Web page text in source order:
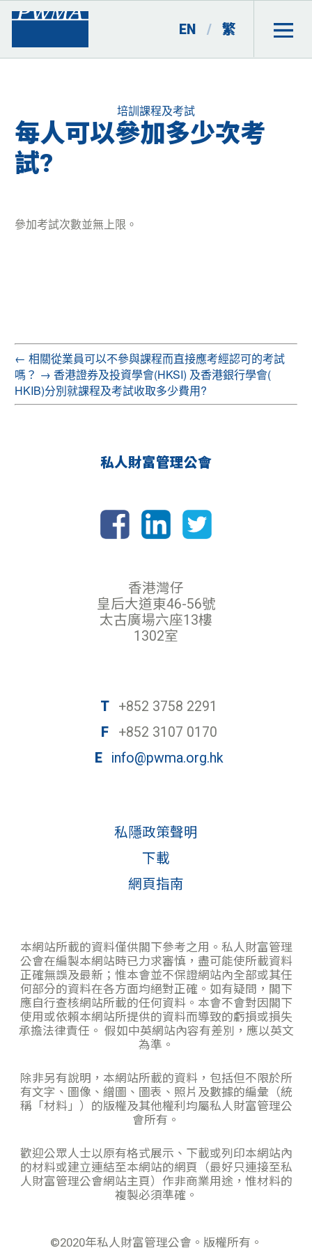
EN / 繁
Categories
培訓課程及考試
每人可以參加多少次考
試?
參加考試次數並無上限。
← 相關從業員可以不參與課程而直接應考經認可的考試
嗎？ → 香港證券及投資學會(HKSI) 及香港銀行學會(
HKIB)分別就課程及考試收取多少費用?
私人財富管理公會
香港灣仔
皇后大道東46-56號
太古廣場六座13樓
1302室
T
+852 3758 2291
F
+852 3107 0170
E
info@pwma.org.hk
私隱政策聲明
下載
網頁指南
本網站所載的資料僅供閣下參考之用。私人財富管理
公會在編製本網站時已力求審慎，盡可能使所載資料
正確無誤及最新；惟本會並不保證網站內全部或其任
何部分的資料在各方面均絕對正確。如有疑問，閣下
應自行查核網站所載的任何資料。本會不會對因閣下
使用或依賴本網站所提供的資料而導致的虧損或損失
承擔法律責任。 假如中英網站內容有差別，應以英文
為準。
除非另有說明，本網站所載的資料，包括但不限於所
有文字、圖像、繒圖、圖表、照片及數據的編彙（統
稱「材料」）的版權及其他權利均屬私人財富管理公
會所有。
歡迎公眾人士以原有格式展示、下載或列印本網站內
的材料或建立連結至本網站的網頁（最好只連接至私
人財富管理公會網站主頁）作非商業用途，惟材料的
複製必須準確。
©️2020年私人財富管理公會。版權所有。